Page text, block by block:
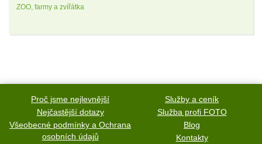
ZOO, farmy a zvířátka
Proč jsme nejlevnější
Služby a ceník
Nejčastější dotazy
Služba profi FOTO
Všeobecné podmínky a Ochrana
osobních údajů
Blog
Kontakty